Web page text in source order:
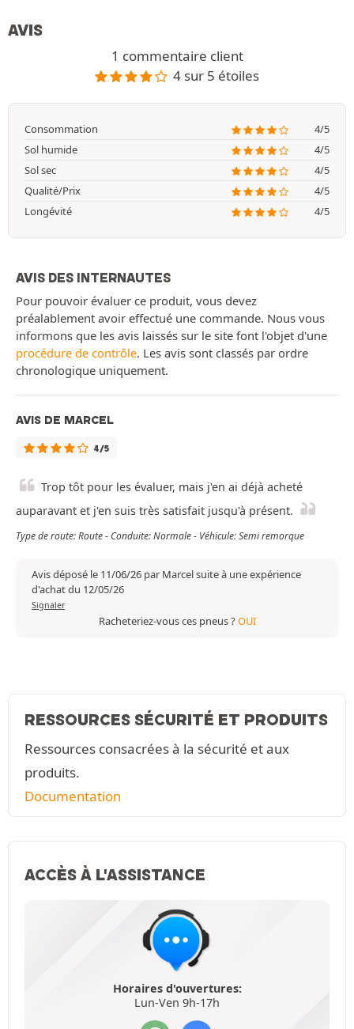
AVIS
1 commentaire client
4 sur 5 étoiles
Consommation
4/5
Sol humide
4/5
Sol sec
4/5
Qualité/Prix
4/5
Longévité
4/5
AVIS DES INTERNAUTES
Pour pouvoir évaluer ce produit, vous devez
préalablement avoir effectué une commande. Nous vous
informons que les avis laissés sur le site font l'objet d'une
procédure de contrôle. Les avis sont classés par ordre
chronologique uniquement.
AVIS DE MARCEL
4/5
Trop tôt pour les évaluer, mais j'en ai déjà acheté
auparavant et j'en suis très satisfait jusqu'à présent.
Type de route: Route - Conduite: Normale - Véhicule: Semi remorque
Avis déposé le 11/06/26 par Marcel suite à une expérience
d'achat du 12/05/26
Signaler
Racheteriez-vous ces pneus ?OUI
RESSOURCES SÉCURITÉ ET PRODUITS
Ressources consacrées à la sécurité et aux
produits.
Documentation
ACCÈS À L'ASSISTANCE
Horaires d'ouvertures:
Lun-Ven 9h-17h